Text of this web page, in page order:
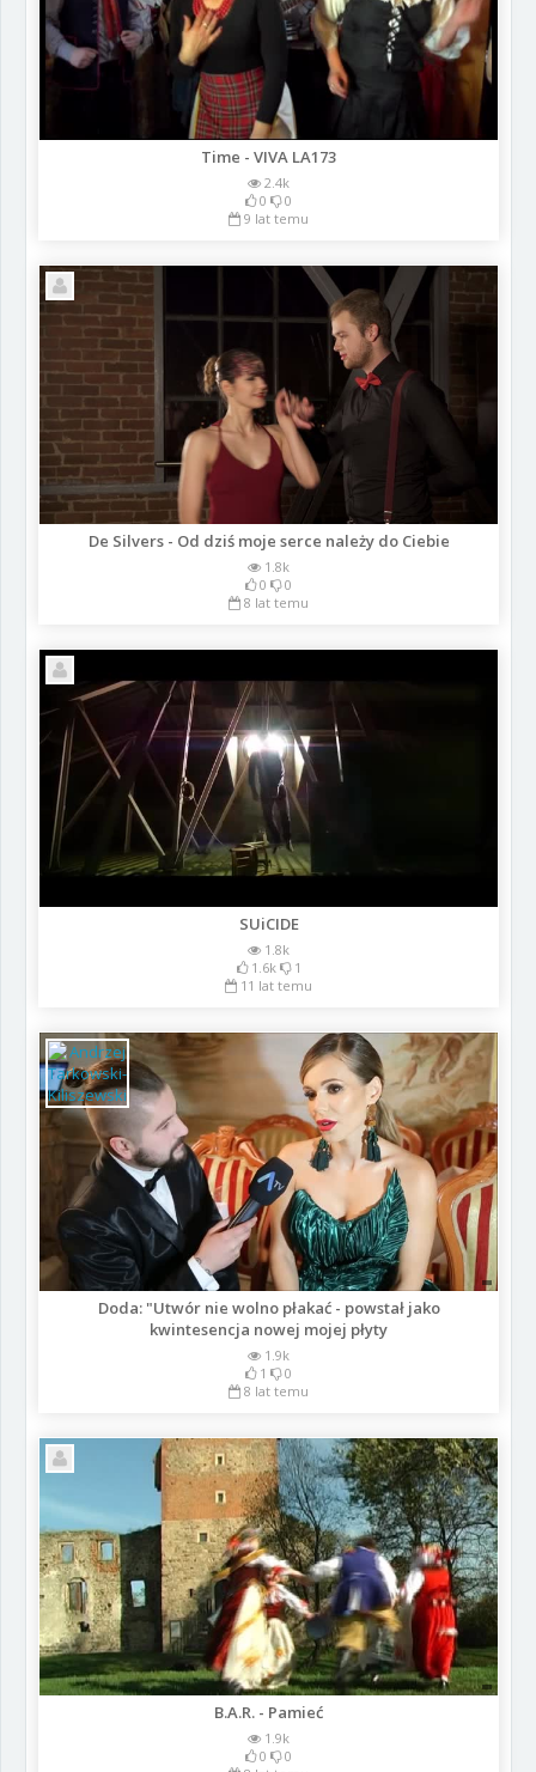
Time - VIVA LA173
2.4k
0
0
9 lat temu
De Silvers - Od dziś moje serce należy do Ciebie
1.8k
0
0
8 lat temu
SUiCIDE
1.8k
1.6k
1
11 lat temu
Doda: "Utwór nie wolno płakać - powstał jako
kwintesencja nowej mojej płyty
1.9k
1
0
8 lat temu
B.A.R. - Pamieć
1.9k
0
0